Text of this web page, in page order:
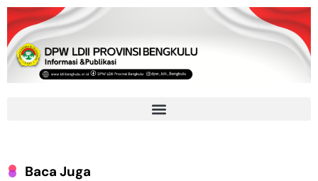
Baca Juga